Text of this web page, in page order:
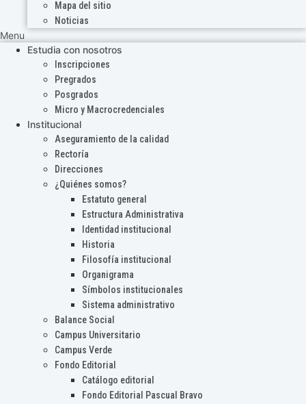
Mapa del sitio
Noticias
Menu
Estudia con nosotros
Inscripciones
Pregrados
Posgrados
Micro y Macrocredenciales
Institucional
Aseguramiento de la calidad
Rectoría
Direcciones
¿Quiénes somos?
Estatuto general
Estructura Administrativa
Identidad institucional
Historia
Filosofía institucional
Organigrama
Símbolos institucionales
Sistema administrativo
Balance Social
Campus Universitario
Campus Verde
Fondo Editorial
Catálogo editorial
Fondo Editorial Pascual Bravo